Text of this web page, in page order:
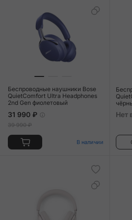
Беспроводные наушники Bose
QuietComfort Ultra Headphones
2nd Gen фиолетовый
31 990 ₽
39 990 ₽
В наличии
Нет